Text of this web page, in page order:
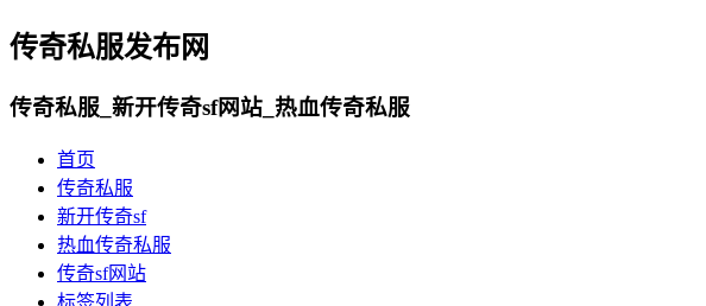
传奇私服发布网
传奇私服_新开传奇sf网站_热血传奇私服
首页
传奇私服
新开传奇sf
热血传奇私服
传奇sf网站
标签列表